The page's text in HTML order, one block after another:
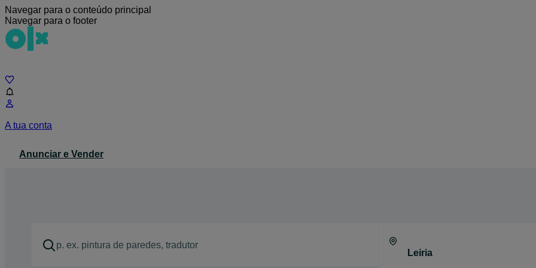
Navegar para o conteúdo principal
Navegar para o footer
A tua conta
Anunciar e Vender